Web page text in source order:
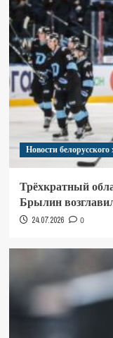
Новости белорусского
Трёхкратный
Брылин
24.07.2026 0